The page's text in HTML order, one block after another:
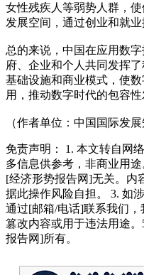
女性残疾人等弱势人群，
发展空间，通过创业和就业
总的来说，中国在应用数
府、企业和个人共同发挥
基础设施和商业模式，使
用，推动数字时代的包容性
（作者单位：中国国际发展
免责声明： 1. 本文转自网
多信息供参考，非商业用
[经济形势报告网]无关。内
据此操作风险自担。 3. 如
通过[邮箱/电话]联系我们，
篡改内容或用于违法用途
报告网]所有。